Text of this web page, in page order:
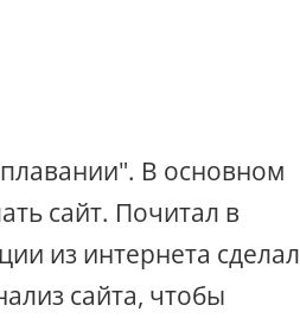
В основном
сайт. Почитал в
из интернета сделал
сайта, чтобы